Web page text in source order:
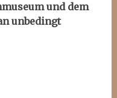
und dem
unbedingt